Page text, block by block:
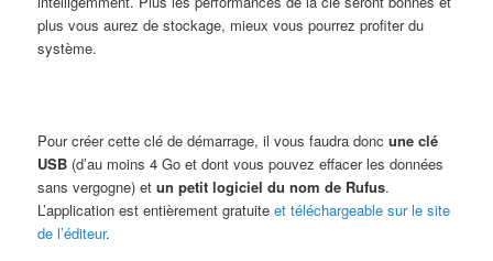
plus vous aurez de stockage, mieux vous pourrez profiter du
système.
Pour créer cette clé de démarrage, il vous faudra doncune clé
USB (d’au moins 4 Go et dont vous pouvez effacer les données
sans vergogne) etun petit logiciel du nom de Rufus.
L’application est entièrement gratuiteet téléchargeable sur le site
de l’éditeur.